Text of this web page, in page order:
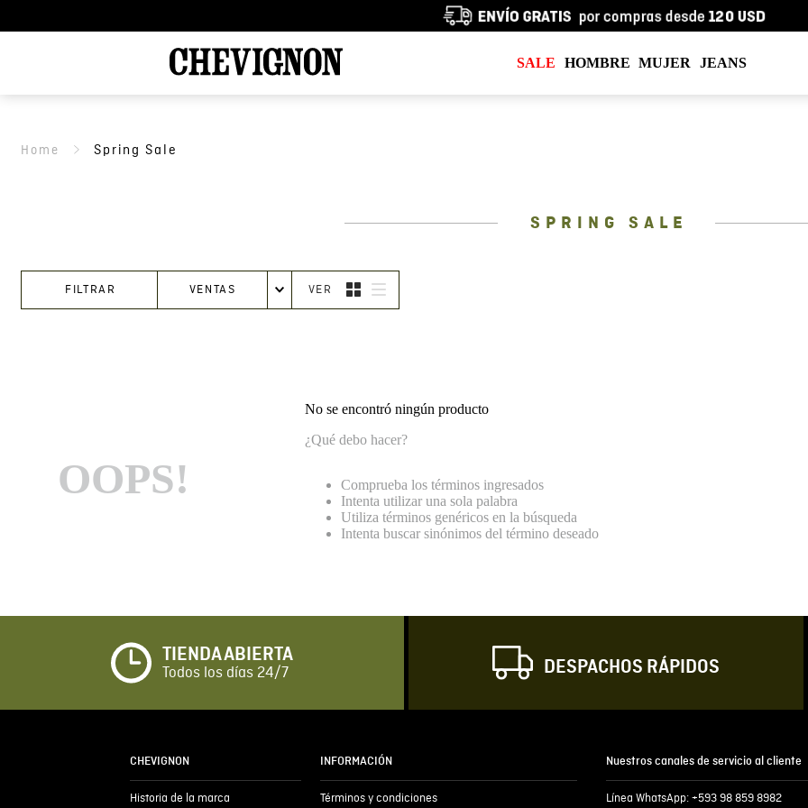
SALE HOMBRE MUJER JEANS
Spring Sale
SPRING SALE
FILTRAR VENTAS
OOPS!
No se encontró ningún producto
¿Qué debo hacer?
Comprueba los términos ingresados
Intenta utilizar una sola palabra
Utiliza términos genéricos en la búsqueda
Intenta buscar sinónimos del término deseado
TIENDA ABIERTA
Todos los días 24/7 DESPACHOS RÁPIDOS
CHEVIGNON
Historia de la marca
INFORMACIÓN
Términos y condiciones
Nuestros canales de servicio al cliente
Línea WhatsApp: +593 98 859 8982